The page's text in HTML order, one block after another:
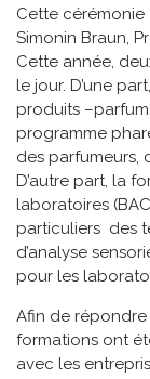
Cette cérémonie
Simonin Braun,
Cette année,
le jour. D’une
produits
programme
des parfumeurs,
D’autre part, la
laboratoires
particuliers des
d’analyse
pour les
Afin de
formations ont
avec les